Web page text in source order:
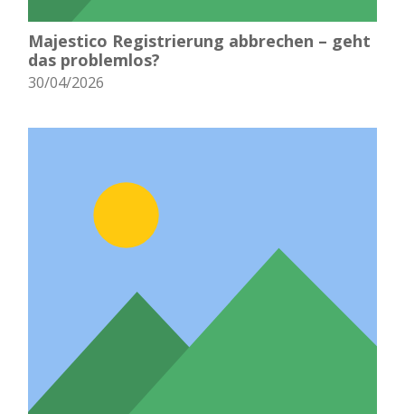
Majestico Registrierung abbrechen – geht
das problemlos?
30/04/2026